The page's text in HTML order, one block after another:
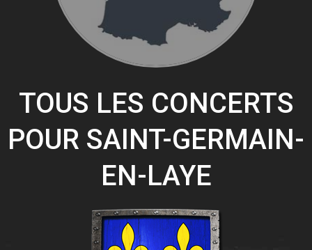
TOUS LES CONCERTS
POUR SAINT-GERMAIN-
EN-LAYE